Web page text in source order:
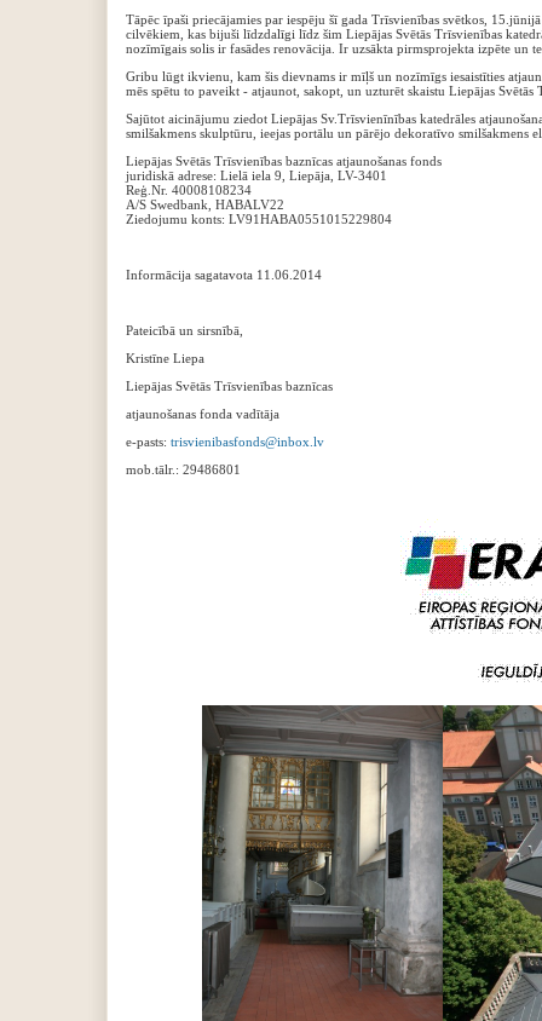
Tāpēc īpaši priecājamies par iespēju šī gada Trīsvienības svētkos,
cilvēkiem, kas bijuši līdzdalīgi līdz šim Liepājas Svētās Trīsvienības
nozīmīgais solis ir fasādes renovācija. Ir uzsākta pirmsprojekta izpēte un
Gribu lūgt ikvienu, kam šis dievnams ir mīļš un nozīmīgs iesaistīties
mēs spētu to paveikt - atjaunot, sakopt, un uzturēt skaistu Liepājas Svētās
Sajūtot aicinājumu ziedot Liepājas Sv.Trīsvienīnības katedrāles
smilšakmens skulptūru, ieejas portālu un pārējo dekoratīvo smilšakmens
Liepājas Svētās Trīsvienības baznīcas atjaunošanas fonds
juridiskā adrese: Lielā iela 9, Liepāja, LV-3401
Reģ.Nr. 40008108234
A/S Swedbank, HABALV22
Ziedojumu konts: LV91HABA0551015229804
Informācija sagatavota 11.06.2014
Pateicībā un sirsnībā,
Kristīne Liepa
Liepājas Svētās Trīsvienības baznīcas
atjaunošanas fonda vadītāja
e-pasts: trisvienibasfonds@inbox.lv
mob.tālr.: 29486801